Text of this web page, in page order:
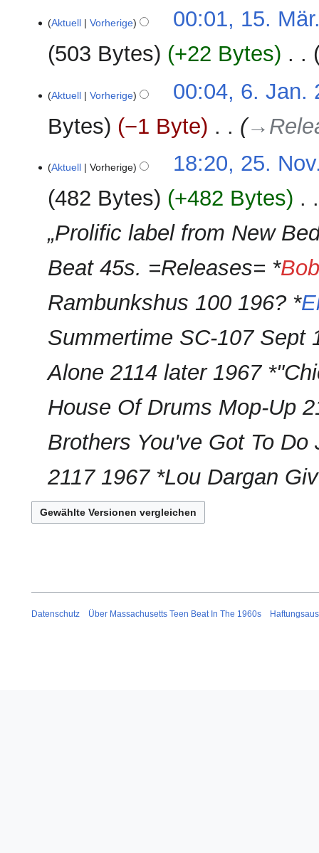
r
e
u
n
g
z
s
a
m
e
n
a
s
n
März
2026
Aktuell Vorherige
00:01, 15.
503 Bytes
+22 Bytes
e
n
e
a
r
t
n
g
s
z
s
m
e
f
a
s
s
JanuarAktuell Vorherige
00:04, 6. Jan.
Bytes
−1 Byte
November
2024
Aktuell Vorherige
18:20, 25.
482 Bytes
+482 Bytes
„Prolific label from New
Beat 45s. =Releases= *
Rambunkshus 100 196? *
Summertime SC-107 Sept
Alone 2114 later 1967
House Of Drums Mop-Up
Brothers You've Got To
2117 1967 *Lou Dargan
Datenschutz Über Massachusetts Teen Beat In The 1960s